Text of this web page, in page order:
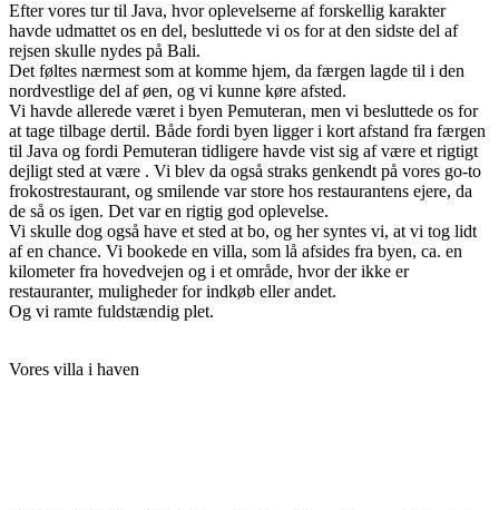
Efter vores tur til Java, hvor oplevelserne af forskellig karakter
havde udmattet os en del, besluttede vi os for at den sidste del af
rejsen skulle nydes på Bali.
Det føltes nærmest som at komme hjem, da færgen lagde til i den
nordvestlige del af øen, og vi kunne køre afsted.
Vi havde allerede været i byen Pemuteran, men vi besluttede os for
at tage tilbage dertil. Både fordi byen ligger i kort afstand fra færgen
til Java og fordi Pemuteran tidligere havde vist sig af være et rigtigt
dejligt sted at være . Vi blev da også straks genkendt på vores go-to
frokostrestaurant, og smilende var store hos restaurantens ejere, da
de så os igen. Det var en rigtig god oplevelse.
Vi skulle dog også have et sted at bo, og her syntes vi, at vi tog lidt
af en chance. Vi bookede en villa, som lå afsides fra byen, ca. en
kilometer fra hovedvejen og i et område, hvor der ikke er
restauranter, muligheder for indkøb eller andet.
Og vi ramte fuldstændig plet.
Vores villa i haven